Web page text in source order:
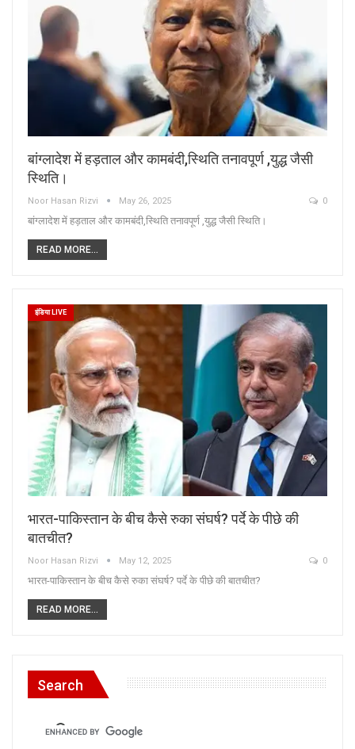
बांग्लादेश में हड़ताल और कामबंदी,स्थिति तनावपूर्ण ,युद्ध जैसी
स्थिति।
Noor Hasan Rizvi May 26, 2025 0
बांग्लादेश में हड़ताल और कामबंदी,स्थिति तनावपूर्ण ,युद्ध जैसी स्थिति।
READ MORE...
इंडिया LIVE
भारत-पाकिस्तान के बीच कैसे रुका संघर्ष? पर्दे के पीछे की
बातचीत?
Noor Hasan Rizvi May 12, 2025 0
भारत-पाकिस्तान के बीच कैसे रुका संघर्ष? पर्दे के पीछे की बातचीत?
READ MORE...
Search